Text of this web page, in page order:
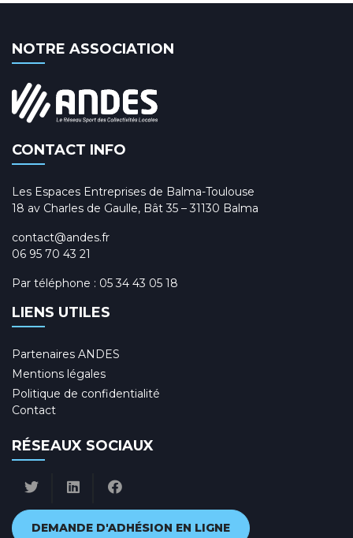
NOTRE ASSOCIATION
CONTACT INFO
Les Espaces Entreprises de Balma-Toulouse
18 av Charles de Gaulle, Bât 35 – 31130 Balma
contact@andes.fr
06 95 70 43 21
Par téléphone : 05 34 43 05 18
LIENS UTILES
Partenaires ANDES
Mentions légales
Politique de confidentialité
Contact
RÉSEAUX SOCIAUX
DEMANDE D'ADHÉSION EN LIGNE